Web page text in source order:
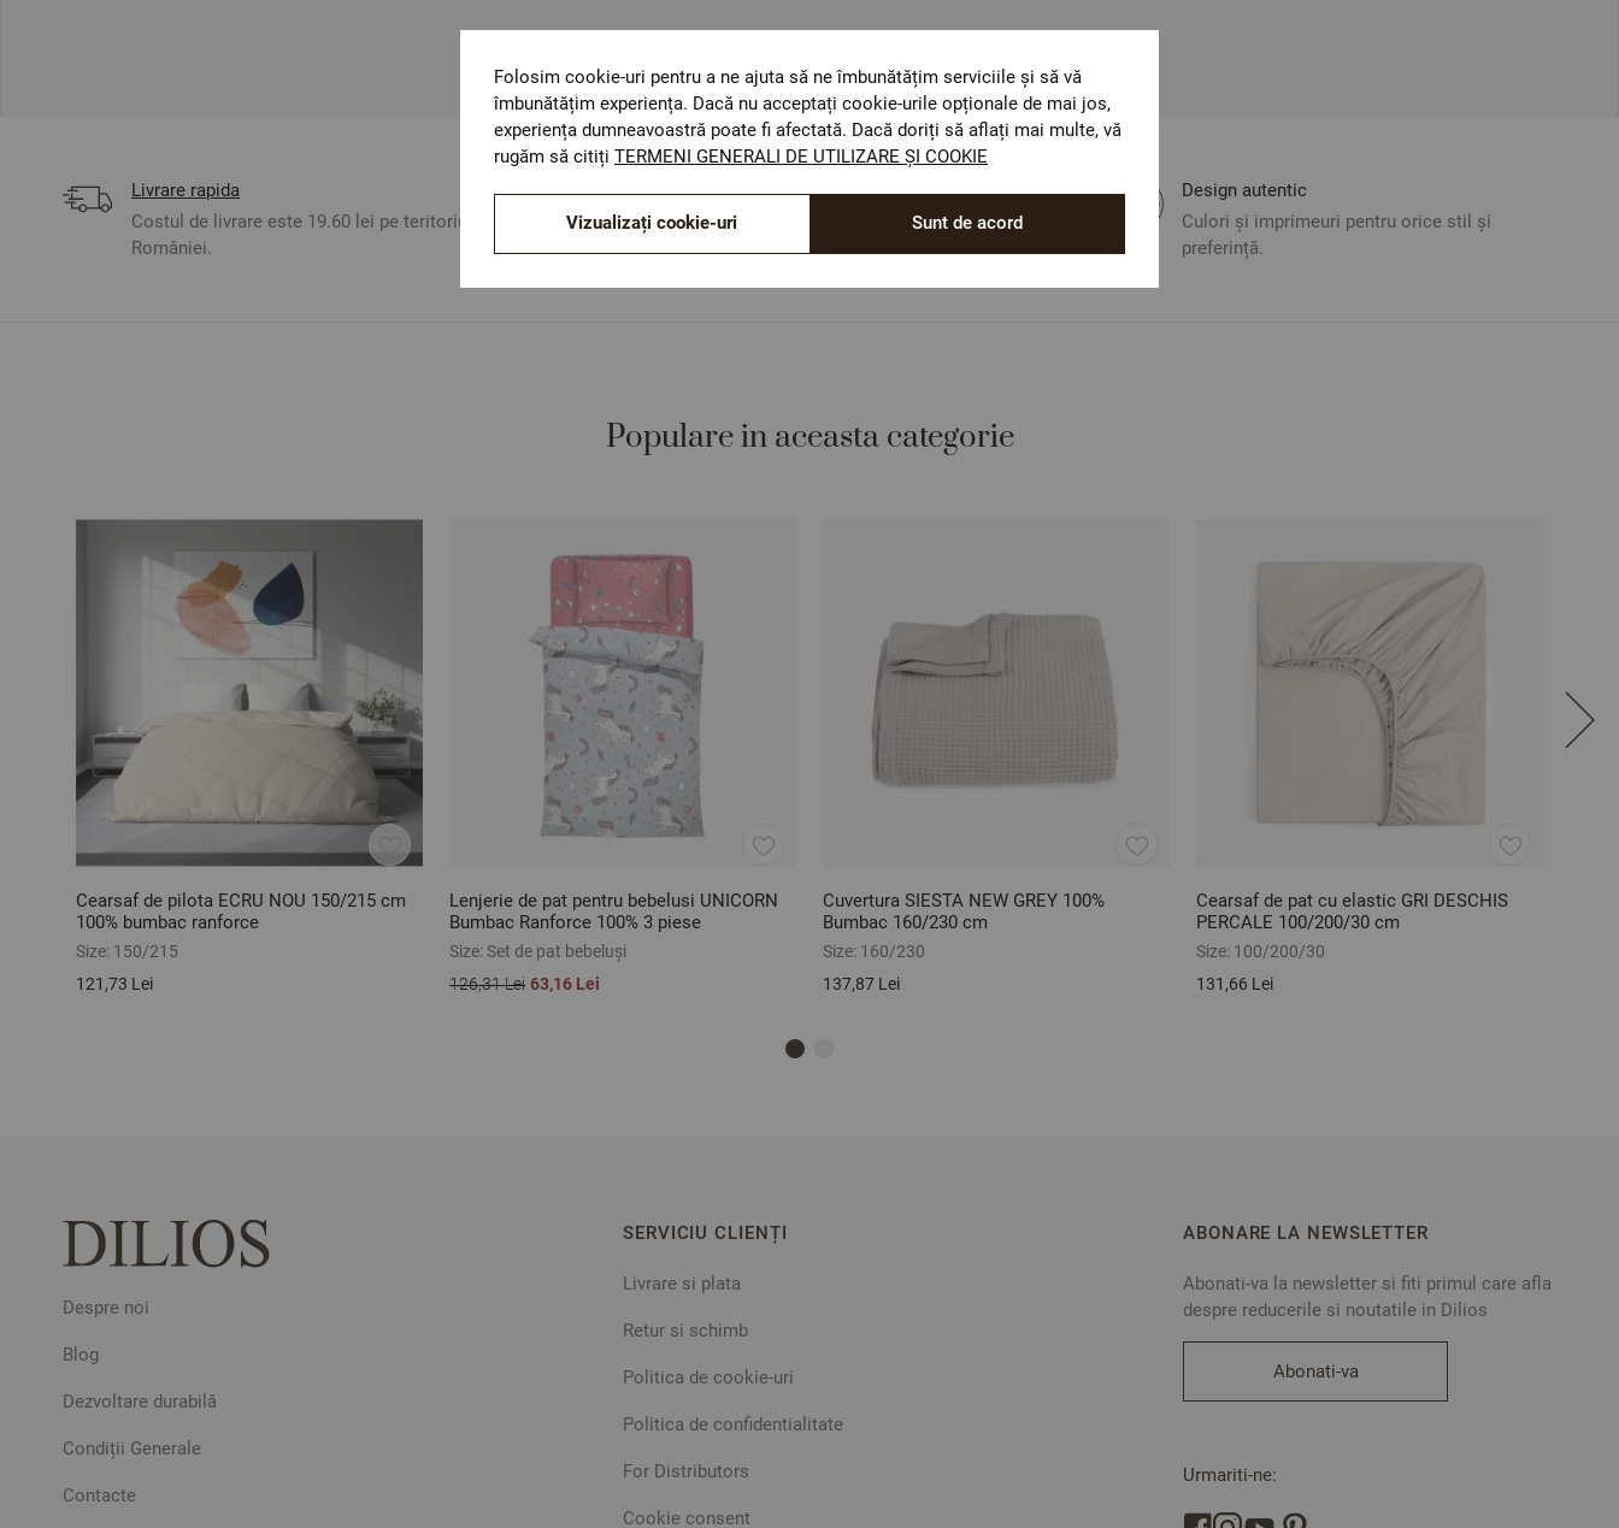
Livrare rapida
Costul de livrare este 19.60 lei pe teritoriul
României.
ОЕКО-ТЕX STANDARD 100
Materiale textile care sunt sigure pentru sănătatea
dumneavoastră.
Design autentic
Culori și imprimeuri pentru orice stil și
preferință.
Populare in aceasta categorie
Cearsaf de pilota ECRU NOU 150/215 cm
100% bumbac ranforce
Size: 150/215
121,73 Lei
Lenjerie de pat pentru bebelusi UNICORN
Bumbac Ranforce 100% 3 piese
Size:Set de pat bebeluși
126,31 Lei 63,16 Lei
Cuvertura SIESTA NEW GREY 100%
Bumbac 160/230 cm
Size: 160/230
137,87 Lei
Cearsaf de pat cu elastic GRI DESCHIS
PERCALE 100/200/30 cm
Size: 100/200/30
131,66 Lei
Despre noi
Blog
Dezvoltare durabilă
Condiții Generale
Contacte
SERVICIU CLIENȚI
Livrare si plata
Retur si schimb
Politica de cookie-uri
Politica de confidentialitate
For Distributors
Cookie consent
ABONARE LA NEWSLETTER
Abonati-va la newsletter si fiti primul care afla
despre reducerile si noutatile in Dilios
Abonati-va
Urmariti-ne:
Folosim cookie-uri pentru a ne ajuta să ne îmbunătățim serviciile și să vă
îmbunătățim experiența. Dacă nu acceptați cookie-urile opționale de mai jos,
experiența dumneavoastră poate fi afectată. Dacă doriți să aflați mai multe, vă
rugăm să citiți TERMENI GENERALI DE UTILIZARE ȘI COOKIE
Sunt de acord
Vizualizați cookie-uri